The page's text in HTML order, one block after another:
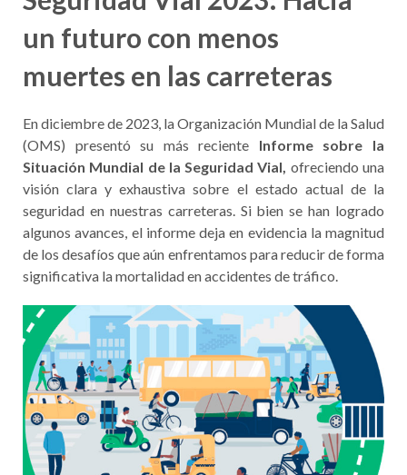
un futuro con menos
muertes en las carreteras
En diciembre de 2023, la Organización Mundial de la Salud
(OMS) presentó su más reciente Informe sobre la
Situación Mundial de la Seguridad Vial, ofreciendo una
visión clara y exhaustiva sobre el estado actual de la
seguridad en nuestras carreteras. Si bien se han logrado
algunos avances, el informe deja en evidencia la magnitud
de los desafíos que aún enfrentamos para reducir de forma
significativa la mortalidad en accidentes de tráfico.